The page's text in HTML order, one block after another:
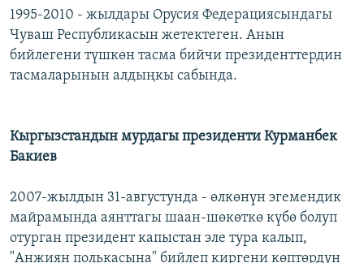
1995-2010 - жылдары Орусия Федерациясындагы
Чуваш Республикасын жетектеген. Анын
бийлегени түшкөн тасма бийчи президенттердин
тасмаларынын алдыңкы сабында.
Кыргызстандын мурдагы президенти Курманбек
Бакиев
2007-жылдын 31-августунда - өлкөнүн эгемендик
майрамында аянттагы шаан-шөкөткө күбө болуп
отурган президент капыстан эле тура калып,
"Анжиян полькасына" бийлеп киргени көптөрдүн